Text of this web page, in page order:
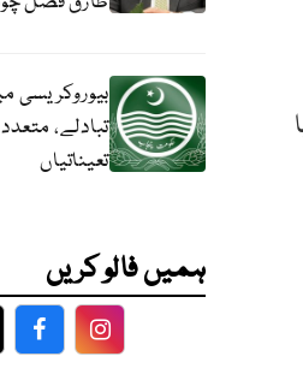
بیوروکریسی
تبادلے،
تعیناتیاں
ہمیں فالو کریں
FacebookFacebook